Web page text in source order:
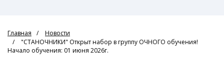
Главная
Новости
"СТАНОЧНИКИ" Открыт набор в группу ОЧНОГО обучения!
Начало обучения: 01 июня 2026г.